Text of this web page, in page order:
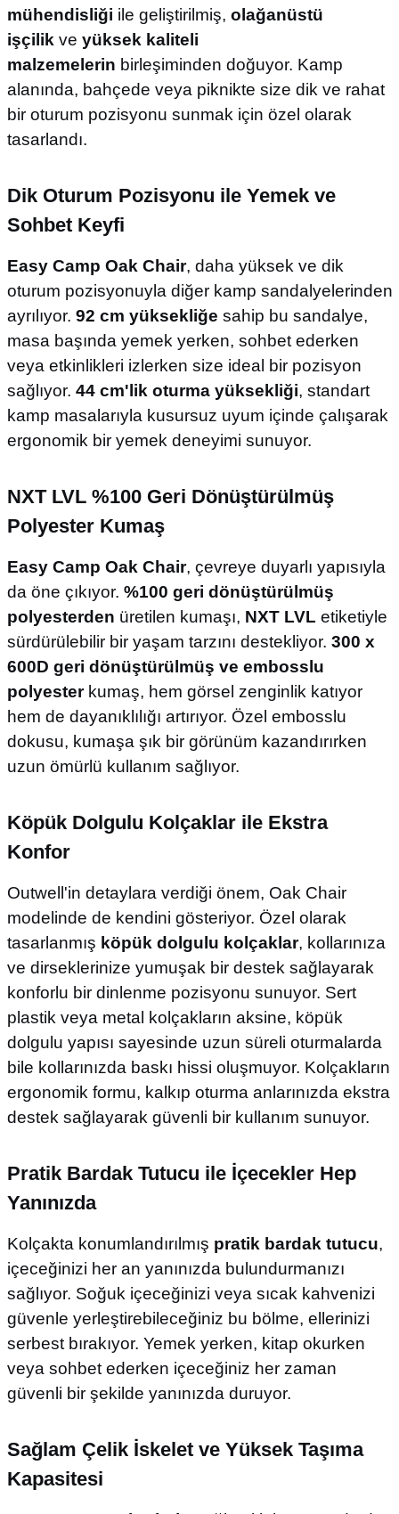
mühendisliği ile geliştirilmiş, olağanüstü
işçilik ve yüksek kaliteli
malzemelerin birleşiminden doğuyor. Kamp
alanında, bahçede veya piknikte size dik ve rahat
bir oturum pozisyonu sunmak için özel olarak
tasarlandı.
Dik Oturum Pozisyonu ile Yemek ve
Sohbet Keyfi
Easy Camp Oak Chair, daha yüksek ve dik
oturum pozisyonuyla diğer kamp sandalyelerinden
ayrılıyor. 92 cm yüksekliğe sahip bu sandalye,
masa başında yemek yerken, sohbet ederken
veya etkinlikleri izlerken size ideal bir pozisyon
sağlıyor. 44 cm'lik oturma yüksekliği, standart
kamp masalarıyla kusursuz uyum içinde çalışarak
ergonomik bir yemek deneyimi sunuyor.
NXT LVL %100 Geri Dönüştürülmüş
Polyester Kumaş
Easy Camp Oak Chair, çevreye duyarlı yapısıyla
da öne çıkıyor. %100 geri dönüştürülmüş
polyesterden üretilen kumaşı, NXT LVL etiketiyle
sürdürülebilir bir yaşam tarzını destekliyor. 300 x
600D geri dönüştürülmüş ve embosslu
polyesterkumaş, hem görsel zenginlik katıyor
hem de dayanıklılığı artırıyor. Özel embosslu
dokusu, kumaşa şık bir görünüm kazandırırken
uzun ömürlü kullanım sağlıyor.
Köpük Dolgulu Kolçaklar ile Ekstra
Konfor
Outwell'in detaylara verdiği önem, Oak Chair
modelinde de kendini gösteriyor. Özel olarak
tasarlanmış köpük dolgulu kolçaklar, kollarınıza
ve dirseklerinize yumuşak bir destek sağlayarak
konforlu bir dinlenme pozisyonu sunuyor. Sert
plastik veya metal kolçakların aksine, köpük
dolgulu yapısı sayesinde uzun süreli oturmalarda
bile kollarınızda baskı hissi oluşmuyor. Kolçakların
ergonomik formu, kalkıp oturma anlarınızda ekstra
destek sağlayarak güvenli bir kullanım sunuyor.
Pratik Bardak Tutucu ile İçecekler Hep
Yanınızda
Kolçakta konumlandırılmış pratik bardak tutucu,
içeceğinizi her an yanınızda bulundurmanızı
sağlıyor. Soğuk içeceğinizi veya sıcak kahvenizi
güvenle yerleştirebileceğiniz bu bölme, ellerinizi
serbest bırakıyor. Yemek yerken, kitap okurken
veya sohbet ederken içeceğiniz her zaman
güvenli bir şekilde yanınızda duruyor.
Sağlam Çelik İskelet ve Yüksek Taşıma
Kapasitesi